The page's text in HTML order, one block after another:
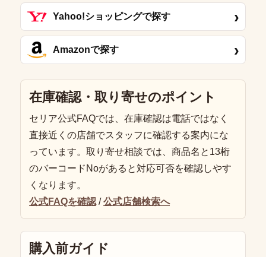
Yahoo!ショッピングで探す ›
Amazonで探す ›
在庫確認・取り寄せのポイント
セリア公式FAQでは、在庫確認は電話ではなく
直接近くの店舗でスタッフに確認する案内にな
っています。取り寄せ相談では、商品名と13桁
のバーコードNoがあると対応可否を確認しやす
くなります。
公式FAQを確認 /公式店舗検索へ
購入前ガイド